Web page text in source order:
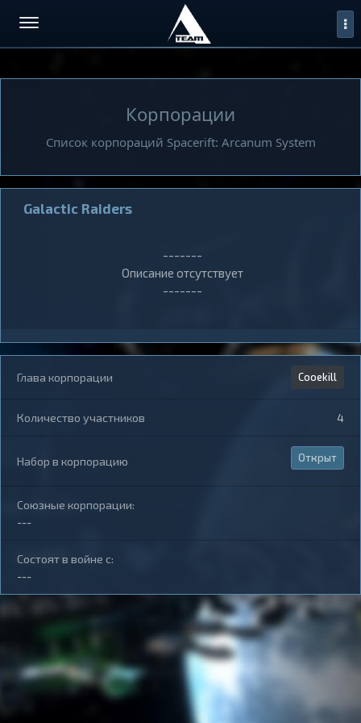
Корпорации
Список корпораций Spacerift: Arcanum System
Galactic Raiders
-------
Описание отсутствует
-------
Глава корпорации Cooekill
Количество участников 4
Набор в корпорацию Открыт
Союзные корпорации:
---
Состоят в войне с:
---